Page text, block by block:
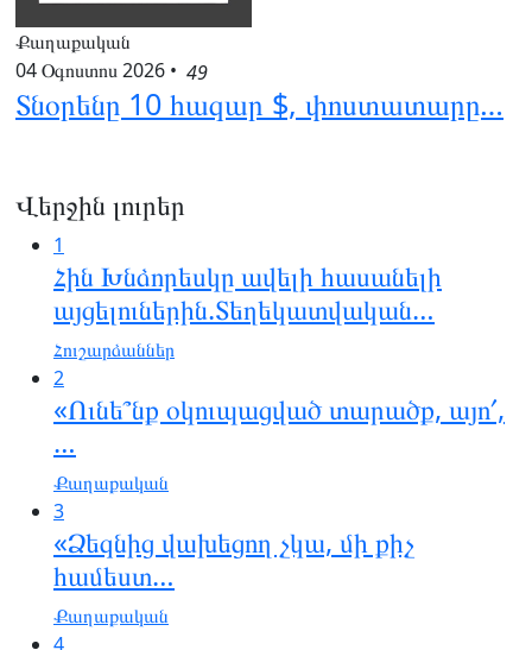
Քաղաքական
04 Օգոստոս 2026 • 49
Տնօրենը 10 հազար $, փոստատարը…
Վերջին լուրեր
1
Հին Խնձորեսկը ավելի հասանելի
այցելուներին.Տեղեկատվական…
Հուշարձաններ
2
«Ունե՞նք օկուպացված տարածք, այո՛,
…
Քաղաքական
3
«Ձեզնից վախեցող չկա, մի քիչ
համեստ…
Քաղաքական
4